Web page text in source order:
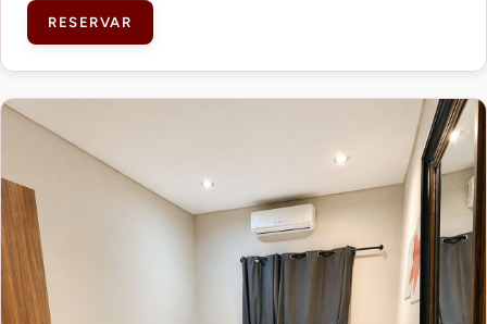
RESERVAR